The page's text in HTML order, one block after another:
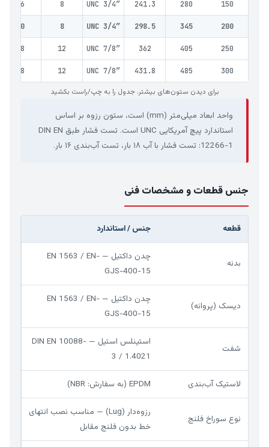
150
280
241.3
UNC 3/4″
8
56
200
345
298.5
UNC 3/4″
8
60
250
405
362
UNC 7/8″
12
68
300
485
431.8
UNC 7/8″
12
78
برای دیدن ستون‌های بیشتر، جدول را به چپ/راست بکشید
واحد ابعاد میلی‌متر (mm) است، ستون رزوه بر اساس
استاندارد پیچ آمریکایی UNC است. تست فشار طبق DIN EN
12266-1: تست فشار با آب ۱۸ بار، تست آب‌بندی ۱۶ بار.
جنس قطعات و مشخصات فنی
قطعه جنس / استاندارد
بدنه
چدن داکتیل — EN 1563 / EN-
GJS-400-15
دیسک (پروانه)
چدن داکتیل — EN 1563 / EN-
GJS-400-15
شفت
استینلس استیل — DIN EN 10088-
3 / 1.4021
لاستیک آب‌بندی EPDM (به سفارش: NBR)
نوع سوراخ فلنج
رزوه‌دار (Lug) — مناسب نصب انتهای
خط بدون فلنج مقابل